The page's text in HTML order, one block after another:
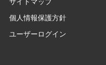
個人情報保護方針
ユーザーログイン